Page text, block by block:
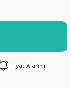
Fiyat Alarmı